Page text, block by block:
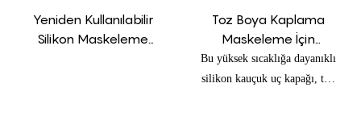
Yeniden Kullanılabilir
Silikon Maskeleme
Toz Boya Kaplama
Maskeleme İçin
Yüksek Sıcaklık Silikon
Maskeleme Başlığı
Bu yüksek sıcaklığa dayanıklı
silikon kauçuk uç kapağı, toz